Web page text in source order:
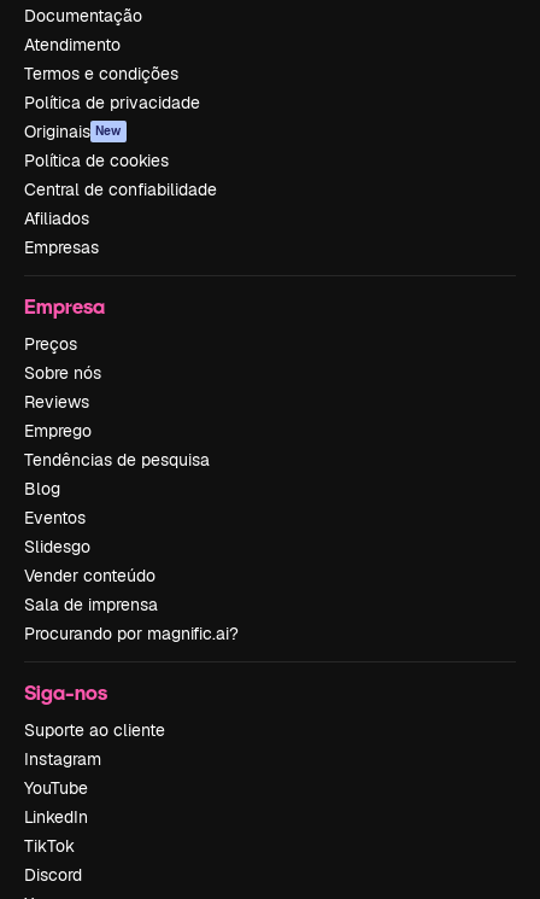
Documentação
Atendimento
Termos e condições
Política de privacidade
Originais New
Política de cookies
Central de confiabilidade
Afiliados
Empresas
Empresa
Preços
Sobre nós
Reviews
Emprego
Tendências de pesquisa
Blog
Eventos
Slidesgo
Vender conteúdo
Sala de imprensa
Procurando por magnific.ai?
Siga-nos
Suporte ao cliente
Instagram
YouTube
LinkedIn
TikTok
Discord